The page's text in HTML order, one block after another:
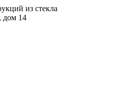
из стекла
дом 14